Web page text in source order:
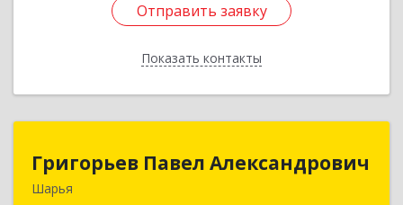
Отправить заявку
Показать контакты
Отправить заявку
Назад
Григорьев Павел Александрович
Шарья157505, Костромская область, город Шарья,